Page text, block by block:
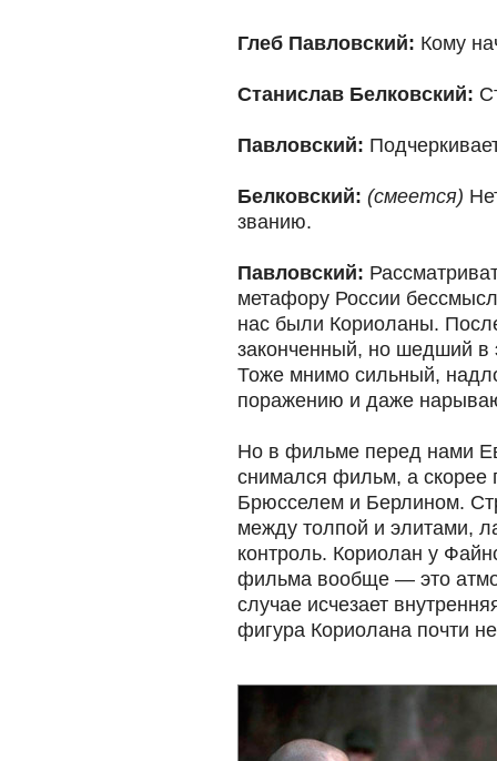
Глеб Павловский: Кому
Станислав Белковский:
Павловский:
Белковский: (смеется)
званию.
Павловский:
метафору России
нас были Кориоланы.
законченный, но шедший в
Тоже мнимо сильный,
поражению и даже
Но в фильме перед нами
снимался фильм, а скорее
Брюсселем и Берлином.
между толпой и элитами,
контроль. Кориолан у
фильма вообще — это
случае исчезает
фигура Кориолана почти